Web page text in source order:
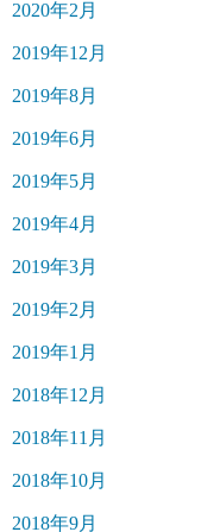
2020年2月
2019年12月
2019年8月
2019年6月
2019年5月
2019年4月
2019年3月
2019年2月
2019年1月
2018年12月
2018年11月
2018年10月
2018年9月